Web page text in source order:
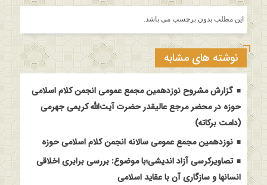
این مطلب بدون برچسب می باشد.
نوشته های مشابه
گزارش مشروح نوزدهمین مجمع عمومی انجمن کلام اسلامی
حوزه در محضر مرجع عالیقدر حضرت آیت‌الله کریمی جهرمی
(دامت برکاته)
نوزدهمین مجمع عمومی سالانه انجمن کلام اسلامی حوزه
تصاویرکرسی آزاد اندیشی؛با موضوع: بررسی برابری اخلاقی
انسانها و سازگاری آن با عقاید اسلامی